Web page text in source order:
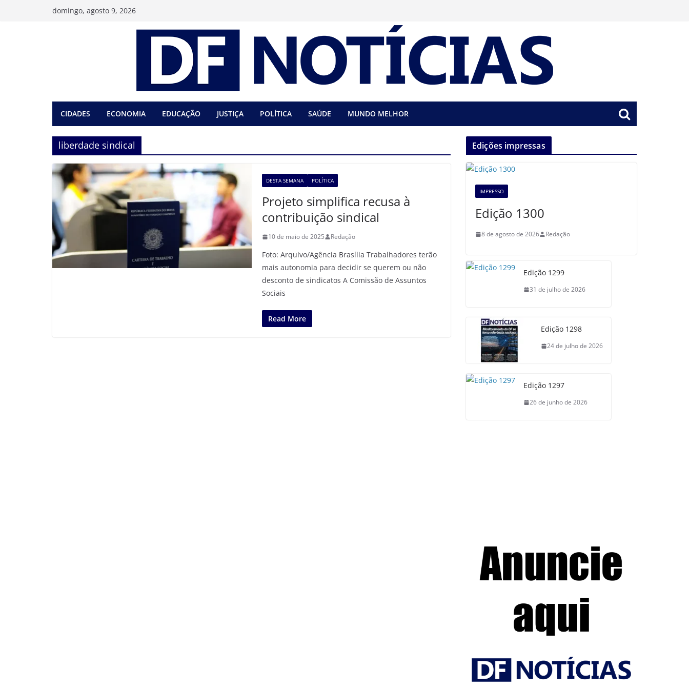
domingo, agosto 9, 2026
CIDADES ECONOMIA EDUCAÇÃO JUSTIÇA POLÍTICA SAÚDE MUNDO MELHOR
liberdade sindical
DESTA SEMANA POLÍTICA
Projeto simplifica recusa à
contribuição sindical
10 de maio de 2025 Redação
Foto: Arquivo/Agência Brasília Trabalhadores terão
mais autonomia para decidir se querem ou não
desconto de sindicatos A Comissão de Assuntos
Sociais
Read More
Edições impressas
IMPRESSO
Edição 1300
8 de agosto de 2026 Redação
Edição 1299
31 de julho de 2026
Edição 1298
24 de julho de 2026
Edição 1297
26 de junho de 2026